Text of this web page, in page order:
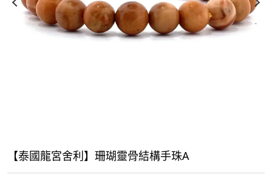
【泰國龍宮舍利】珊瑚靈骨結構手珠A